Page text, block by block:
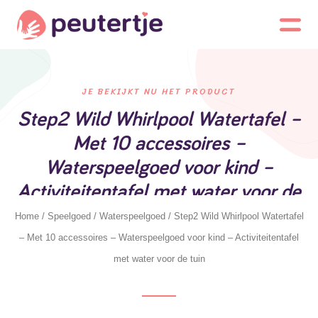
JE BEKIJKT NU HET PRODUCT
Step2 Wild Whirlpool Watertafel –
Met 10 accessoires –
Waterspeelgoed voor kind –
Activiteitentafel met water voor de
tuin
Home/ Speelgoed / Waterspeelgoed / Step2 Wild Whirlpool Watertafel
– Met 10 accessoires – Waterspeelgoed voor kind – Activiteitentafel
met water voor de tuin